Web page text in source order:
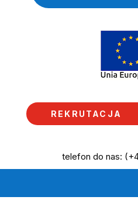
REKRUTACJA
telefon do nas: